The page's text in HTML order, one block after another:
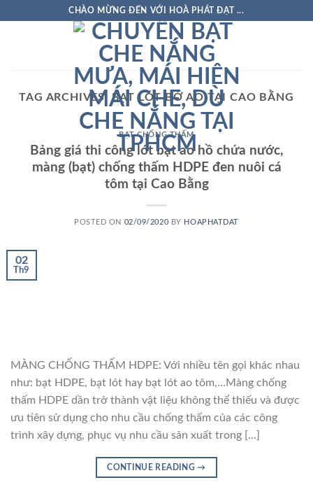
CHÀO MỪNG ĐẾN VỚI HOÀ PHÁT ĐẠT ...
TAG ARCHIVES:BẠT LÓT BỜ AO TẠI CAO BẰNG
BẠT CHỐNG THẤM
Bảng giá thi công lót bạt ao hồ chứa nước,
màng (bạt) chống thấm HDPE đen nuôi cá
tôm tại Cao Bằng
POSTED ON 02/09/2020 BY HOAPHATDAT
02
Th9
MÀNG CHỐNG THẤM HDPE: Với nhiều tên gọi khác nhau
như: bạt HDPE, bạt lót hay bạt lót ao tôm,…Màng chống
thấm HDPE dần trở thành vật liệu không thể thiếu và được
ưu tiên sử dụng cho nhu cầu chống thấm của các công
trình xây dựng, phục vụ nhu cầu sản xuất trong […]
CONTINUE READING→